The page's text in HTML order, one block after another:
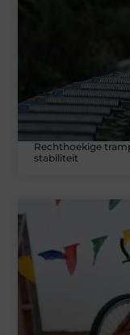
Rechthoekige
stabiliteit